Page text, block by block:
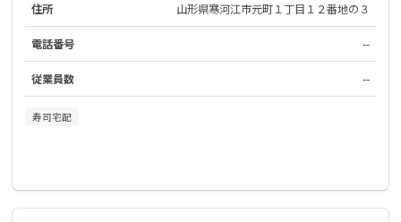
住所 山形県寒河江市元町１丁目１２番地の３
電話番号 --
従業員数 --
寿司宅配